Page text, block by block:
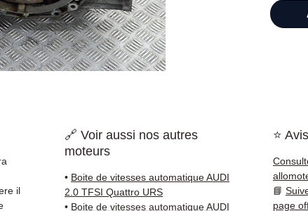
⭐
🇫🇷 e
✅
il
🔗 Voir aussi nos autres
moteurs
• Boite de vitesses automatique AUDI
2.0 TFSI Quattro URS
• Boite de vitesses automatique AUDI
⭐
📘
page